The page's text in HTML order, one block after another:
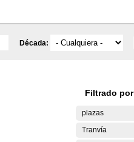
Década:
Filtrado por
plazas
Tranvía